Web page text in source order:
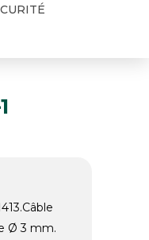
Ø 3 mm.